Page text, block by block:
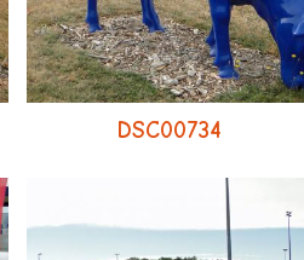
DSC00734